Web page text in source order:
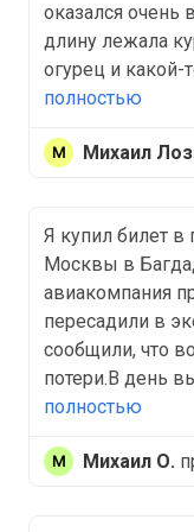
оказался очень
длину лежала
огурец и какой-
полностью
Михаил
Я купил билет в
Москвы в
авиакомпания
пересадили в
сообщили, что
потери.В день
полностью
Михаил О.